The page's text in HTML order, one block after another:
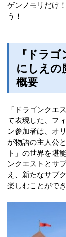
ゲンノモリだけ
う！
『ドラ
にしえの
概要
「ドラゴンクエ
て表現した、フ
ン参加者は、オ
が物語の主人公
ト」の世界を堪
ンクエストとサ
え、新たなサブ
楽しむことができ